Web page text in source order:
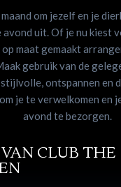
om jezelf en je
uit. Of je nu kiest
maat gemaakt
gebruik van de
ontspannen en
je te verwelkomen en
avond te bezorgen.